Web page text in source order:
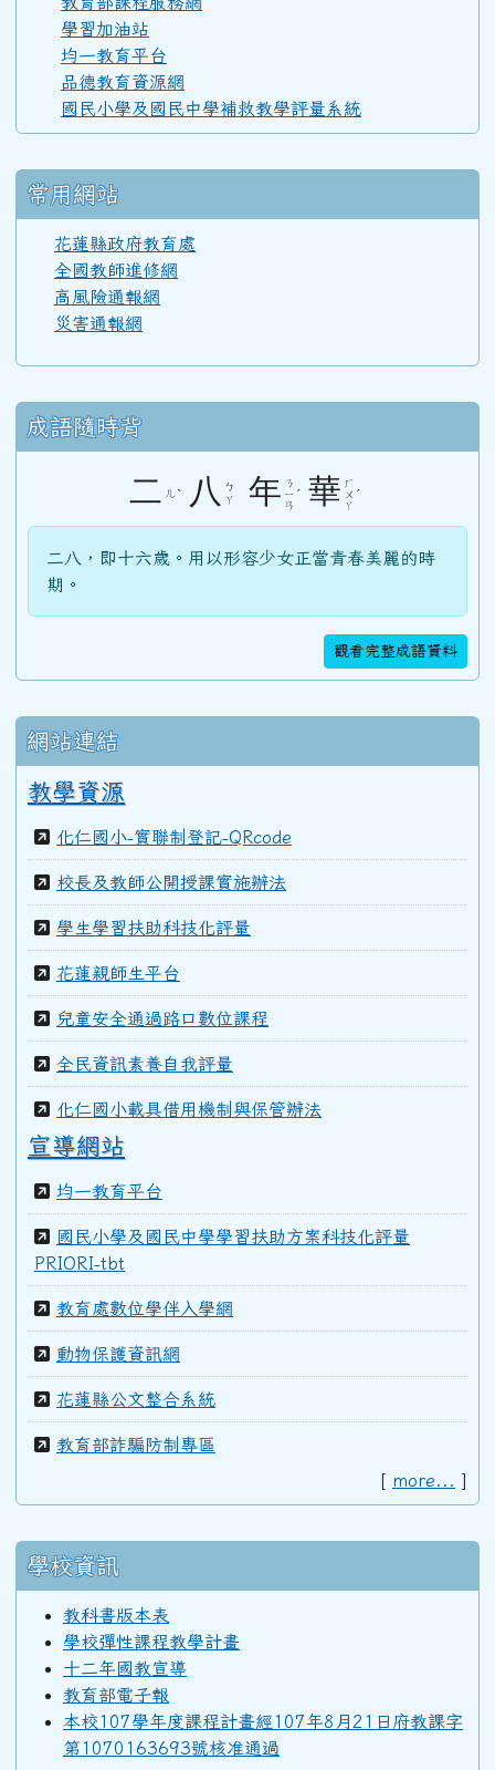
110學年度(111年6月)第52屆教師
108學年度(109年6月)第50屆教師
106學年度(107年6月)第48屆教師
104學年度(105年6月)第46屆教師
103學年度(104年6月)第45屆教師
99學年度(100年6月)第40屆丁班
99學年度(100年6月)第40屆丙班
99學年度(100年6月)第40屆乙班
98學年度(99年6月)第40屆教師
97學年度(98年6月)第39屆教師
96學年度(97年6月)第38屆乙班
94學年度(95年6月)第36屆教師
92學年度(93年6月)第34屆乙班
92學年度(93年6月)第34屆甲班
學習加油站
均一教育平台
品德教育資源網
國民小學及國民中學補救教學評量系統
常用網站
花蓮縣政府教育處
全國教師進修網
高風險通報網
災害通報網
成語隨時背
二 ㄦ ˋ 八
ㄅ
ㄚ
年 ㄋ
ㄧ
ㄢ
ˊ 華 ㄏ
ㄨ
ㄚ
ˊ
二八，即十六歲。用以形容少女正當青春美麗的時
期。
觀看完整成語資料
網站連結
教學資源
化仁國小-實聯制登記-QRcode
校長及教師公開授課實施辦法
學生學習扶助科技化評量
花蓮親師生平台
兒童安全通過路口數位課程
全民資訊素養自我評量
化仁國小載具借用機制與保管辦法
宣導網站
均一教育平台
國民小學及國民中學學習扶助方案科技化評量
PRIORI-tbt
教育處數位學伴入學網
動物保護資訊網
花蓮縣公文整合系統
教育部詐騙防制專區
[ more... ]
學校資訊
教科書版本表
學校彈性課程教學計畫
十二年國教宣導
教育部電子報
本校107學年度課程計畫經107年8月21日府教課字
第1070163693號核准通過